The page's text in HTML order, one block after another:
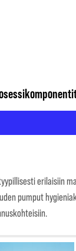
erilaisiin
pumput